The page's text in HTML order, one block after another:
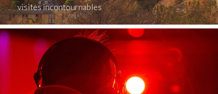
visites incontournables